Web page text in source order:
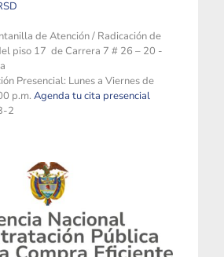
de Atención / Radicación de
piso 17 de Carrera 7 # 26 – 20 -
Presencial: Lunes a Viernes de
p.m. Agenda tu cita presencial
2